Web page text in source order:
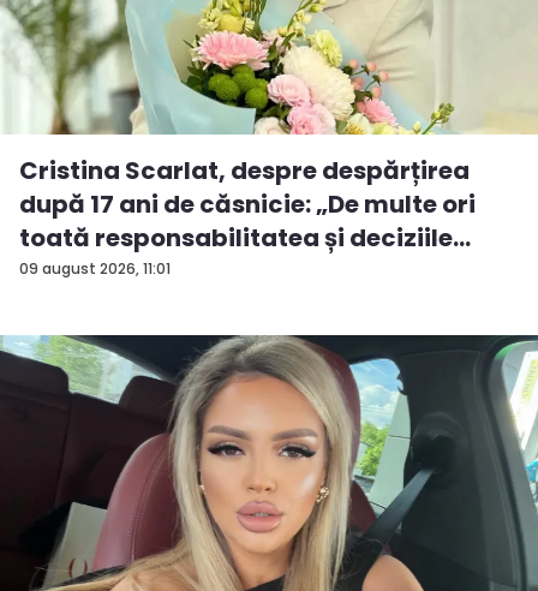
09 august 2026, 11:01
Cristina Scarlat, despre despărțirea
după 17 ani de căsnicie: „De multe ori
toată responsabilitatea și deciziile
erau...